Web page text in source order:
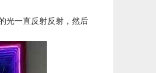
光一直反射反射，然后